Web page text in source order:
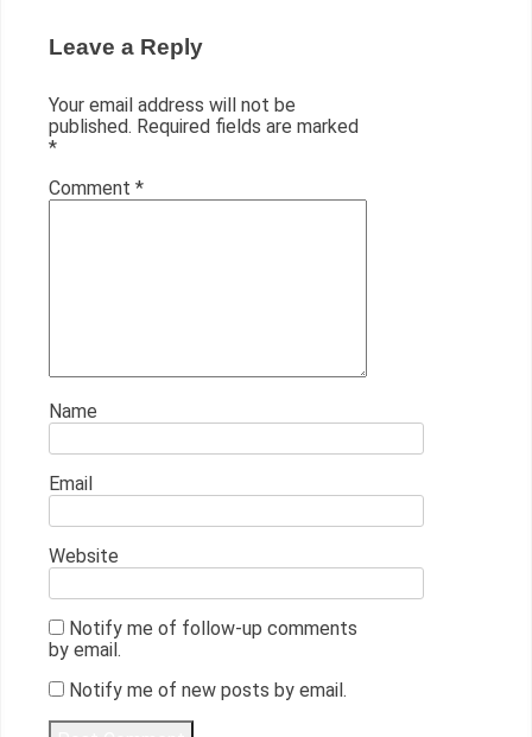
Leave a Reply
Your email address will not be
published. Required fields are marked
*
Comment *
Name
Email
Website
Notify me of follow-up comments
by email.
Notify me of new posts by email.